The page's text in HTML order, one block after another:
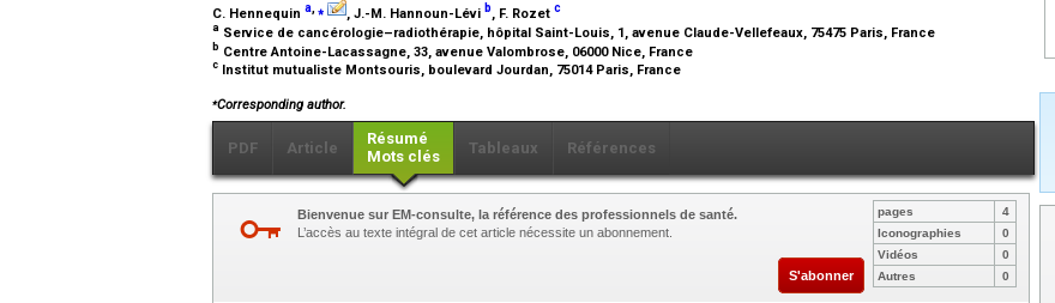
C. Hennequin a,⁎ , J.-M. Hannoun-Lévi b, F. Rozet c
a Service de cancérologie–radiothérapie, hôpital Saint-Louis, 1, avenue Claude-Vellefeaux, 75475 Paris, France
b Centre Antoine-Lacassagne, 33, avenue Valombrose, 06000 Nice, France
c Institut mutualiste Montsouris, boulevard Jourdan, 75014 Paris, France
⁎Corresponding author.
PDF Article
Résumé
Mots clés
Tableaux Références
Bienvenue sur EM-consulte, la référence des professionnels de santé.
L’accès au texte intégral de cet article nécessite un abonnement.
S'abonner
pages
4
Iconographies
0
Vidéos
0
Autres
0